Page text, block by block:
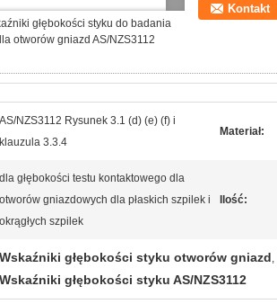
głębokości styku do badania
otworów gniazd AS/NZS3112
Kontakt
AS/NZS3112 Rysunek 3.1 (d) (e) (f) i
klauzula 3.3.4
Materiał:
dla głębokości testu kontaktowego dla
otworów gniazdowych dla płaskich szpilek i
okrągłych szpilek
Ilość:
Wskaźniki głębokości styku otworów gniazd,
Wskaźniki głębokości styku AS/NZS3112